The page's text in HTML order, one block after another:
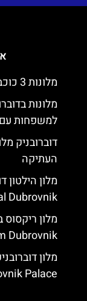
מלונות 3 כוכבים זולים בדוברובניק
מלונות
למשפחות עם
דוברובניק
העתיקה
Dubrovnik)
Dubrovnik)
Palace)